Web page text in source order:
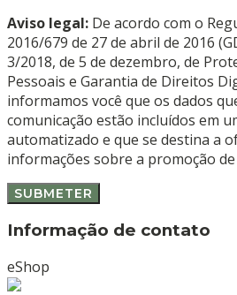
Aviso legal: De acordo com o
2016/679 de 27 de abril de 2016
3/2018, de 5 de dezembro, de
Pessoais e Garantia de Direitos
informamos você que os dados
comunicação estão incluídos em
automatizado e que se destina a
informações sobre a promoção
Informação de contato
eShop